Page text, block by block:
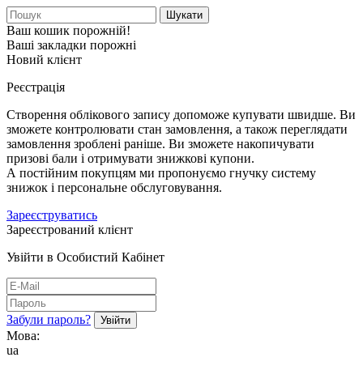
Шукати
Ваш кошик порожній!
Ваші закладки порожні
Новий клієнт
Реєстрація
Створення облікового запису допоможе купувати швидше. Ви
зможете контролювати стан замовлення, а також переглядати
замовлення зроблені раніше. Ви зможете накопичувати
призові бали і отримувати знижкові купони.
А постійним покупцям ми пропонуємо гнучку систему
знижок і персональне обслуговування.
Зареєструватись
Зареєстрований клієнт
Увійти в Особистий Кабінет
Забули пароль?
Мова:
ua